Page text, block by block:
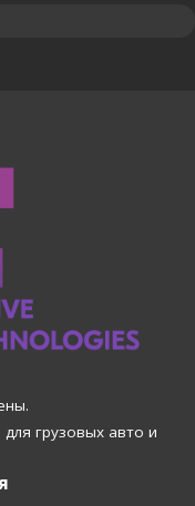
для грузовых авто и